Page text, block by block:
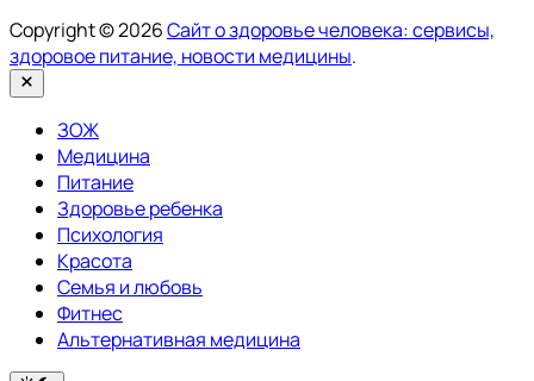
Copyright © 2026Сайт о здоровье человека: сервисы,
здоровое питание, новости медицины.
Закрыть
ЗОЖ
Медицина
Питание
Здоровье ребенка
Психология
Красота
Семья и любовь
Фитнес
Альтернативная медицина